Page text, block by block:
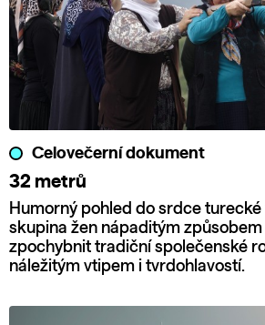
Celovečerní dokument
32 metrů
Humorný pohled do srdce turecké
skupina žen nápaditým
zpochybnit tradiční společenské
náležitým vtipem i tvrdohlavostí.